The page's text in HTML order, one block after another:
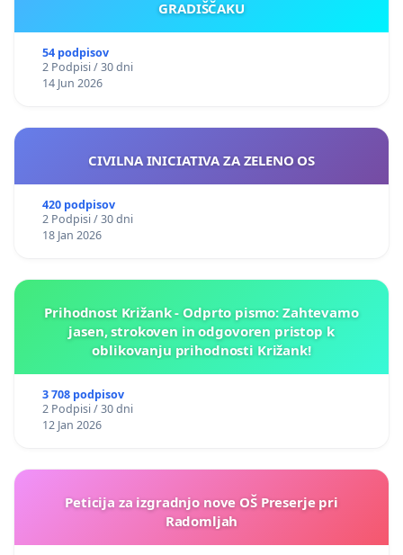
GRADIŠČAKU
54 podpisov
2 Podpisi / 30 dni
14 Jun 2026
CIVILNA INICIATIVA ZA ZELENO OS
420 podpisov
2 Podpisi / 30 dni
18 Jan 2026
Prihodnost Križank - Odprto pismo: Zahtevamo
jasen, strokoven in odgovoren pristop k
oblikovanju prihodnosti Križank!
3 708 podpisov
2 Podpisi / 30 dni
12 Jan 2026
Peticija za izgradnjo nove OŠ Preserje pri
Radomljah